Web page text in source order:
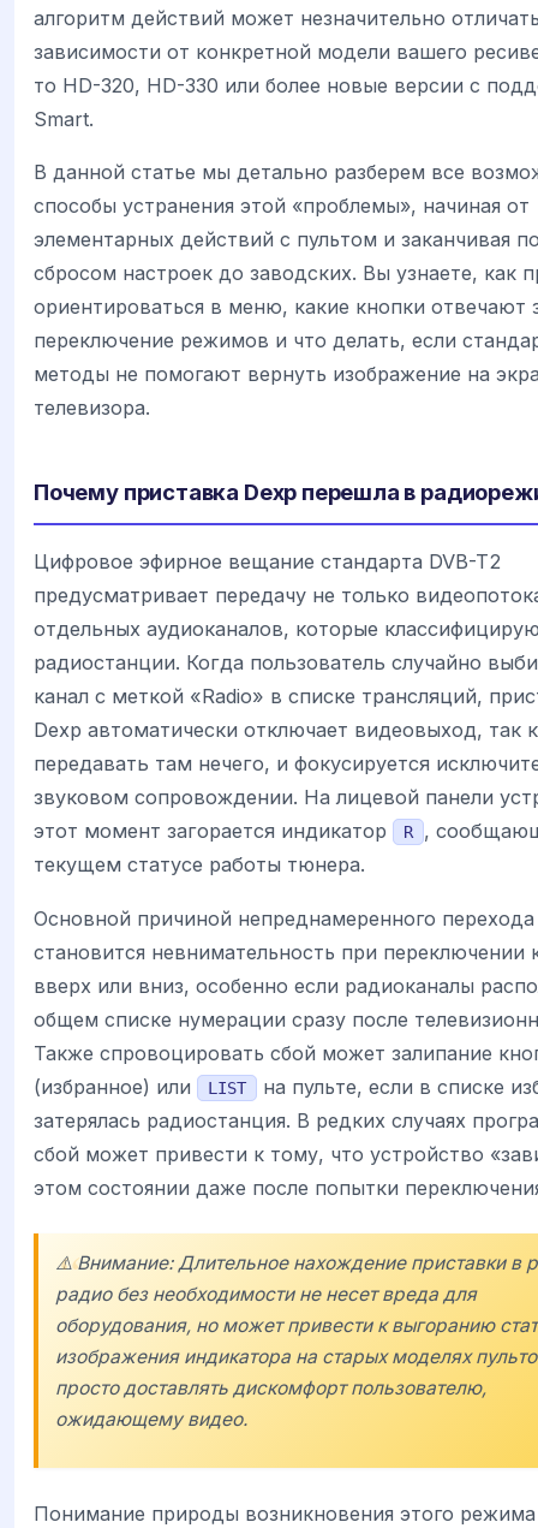
алгоритм действий может незначительно
зависимости от конкретной модели вашего
то HD-320, HD-330 или более новые версии с
Smart.
В данной статье мы детально разберем все
способы устранения этой «проблемы», начиная от
элементарных действий с пультом и заканчивая
сбросом настроек до заводских. Вы узнаете, как
ориентироваться в меню, какие кнопки отвечают
переключение режимов и что делать, если
методы не помогают вернуть изображение на
телевизора.
Почему приставка Dexp перешла в
Цифровое эфирное вещание стандарта DVB-T2
предусматривает передачу не только
отдельных аудиоканалов, которые
радиостанции. Когда пользователь случайно
канал с меткой «Radio» в списке трансляций,
Dexp автоматически отключает видеовыход, так
передавать там нечего, и фокусируется
звуковом сопровождении. На лицевой панели
этот момент загорается индикатор
R
,
текущем статусе работы тюнера.
Основной причиной непреднамеренного перехода
становится невнимательность при переключении
вверх или вниз, особенно если радиоканалы
общем списке нумерации сразу после
Также спровоцировать сбой может залипание
(избранное) или
LIST
на пульте, если в списке
затерялась радиостанция. В редких случаях
сбой может привести к тому, что устройство
этом состоянии даже после попытки
⚠️ Внимание: Длительное нахождение приставки в
радио без необходимости не несет вреда для
оборудования, но может привести к выгоранию
изображения индикатора на старых моделях
просто доставлять дискомфорт пользователю,
ожидающему видео.
Понимание природы возникновения этого